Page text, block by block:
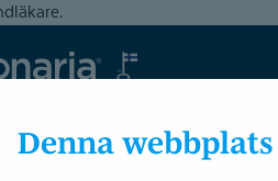
Denna
Coronaria
inställningar